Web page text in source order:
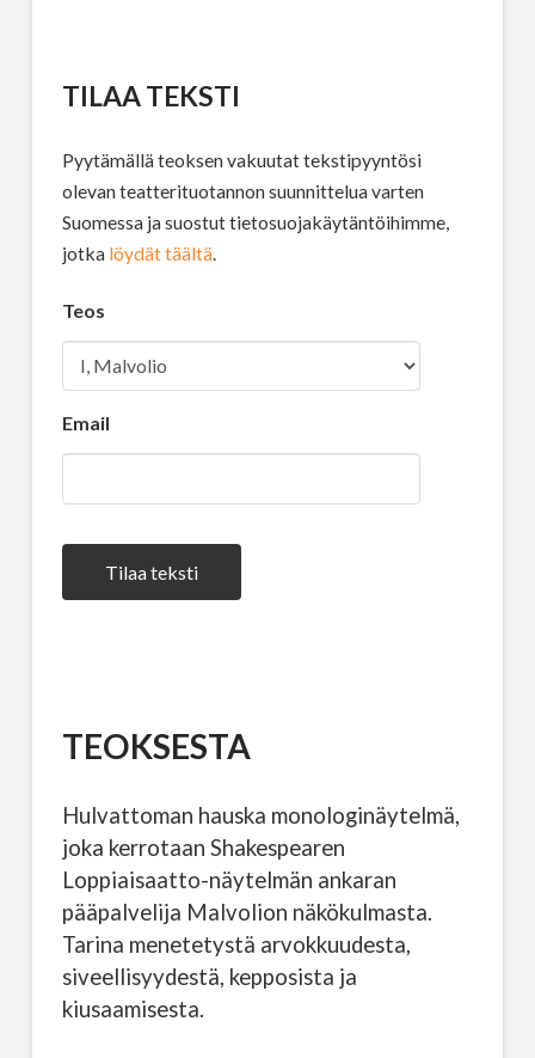
TILAA TEKSTI
Pyytämällä teoksen vakuutat tekstipyyntösi
olevan teatterituotannon suunnittelua varten
Suomessa ja suostut tietosuojakäytäntöihimme,
jotka löydät täältä.
Teos
Email
Tilaa teksti
TEOKSESTA
Hulvattoman hauska monologinäytelmä,
joka kerrotaan Shakespearen
Loppiaisaatto-näytelmän ankaran
pääpalvelija Malvolion näkökulmasta.
Tarina menetetystä arvokkuudesta,
siveellisyydestä, kepposista ja
kiusaamisesta.